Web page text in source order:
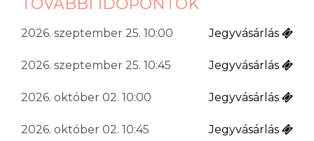
2026. szeptember 25. 10:00 Jegyvásárlás
2026. szeptember 25. 10:45 Jegyvásárlás
2026. október 02. 10:00 Jegyvásárlás
2026. október 02. 10:45 Jegyvásárlás